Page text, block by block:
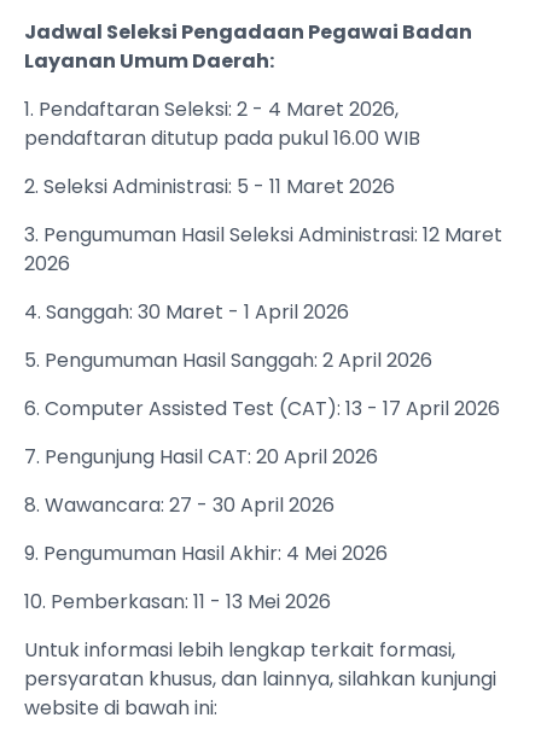
Jadwal Seleksi Pengadaan Pegawai Badan
Layanan Umum Daerah:
1. Pendaftaran Seleksi: 2 - 4 Maret 2026,
pendaftaran ditutup pada pukul 16.00 WIB
2. Seleksi Administrasi: 5 - 11 Maret 2026
3. Pengumuman Hasil Seleksi Administrasi: 12 Maret
2026
4. Sanggah: 30 Maret - 1 April 2026
5. Pengumuman Hasil Sanggah: 2 April 2026
6. Computer Assisted Test (CAT): 13 - 17 April 2026
7. Pengunjung Hasil CAT: 20 April 2026
8. Wawancara: 27 - 30 April 2026
9. Pengumuman Hasil Akhir: 4 Mei 2026
10. Pemberkasan: 11 - 13 Mei 2026
Untuk informasi lebih lengkap terkait formasi,
persyaratan khusus, dan lainnya, silahkan kunjungi
website di bawah ini: